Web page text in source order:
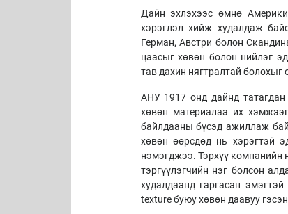
Дайн эхлэхээс өмнө
хэрэглэл хийж худалдаж
Герман, Австри болон
цаасыг хөвөн болон нийлэг
тав дахин нягтралтай
АНУ 1917 онд дайнд
хөвөн материалаа их
байлдааны бүсэд ажиллаж
хөвөн өөрсдөд нь хэрэгтэй
нэмэгджээ. Тэрхүү компанийн
тэргүүлэгчийн нэг болсон
худалдаанд гаргасан
texture буюу хөвөн даавуу